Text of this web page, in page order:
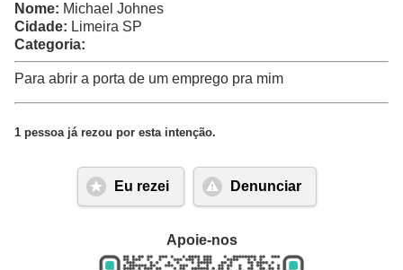
Nome: Michael Johnes
Cidade: Limeira SP
Categoria:
Para abrir a porta de um emprego pra mim
1 pessoa já rezou por esta intenção.
Eu rezei Denunciar
Apoie-nos